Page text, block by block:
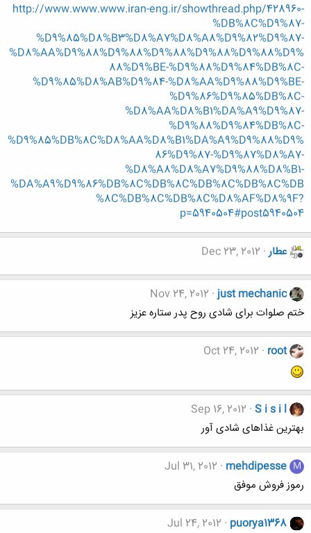
http://www.www.www.iran-eng.ir/showthread.php/428960-
%DB%8C%D9%87-
%D9%85%D8%B3%D8%A7%D8%A8%D9%82%D9%87-
%D8%AA%D9%88%D9%88%D9%88%D9%88%D9%88%D9%
88%D9%BE-%D9%88%D9%84%DB%8C-
%D9%85%D8%AB%D9%84-%D8%AA%D9%88%D9%BE-
%D9%86%D9%85%DB%8C-
%D8%AA%D8%B1%DA%A9%D9%87-
%D9%88%D9%84%DB%8C-
%D9%85%DB%8C%D8%AA%D8%B1%DA%A9%D9%88%D9%
86%D9%87-%D9%87%D8%A7-
%D8%A8%D8%A7%D9%88%D8%B1-
%DA%A9%D9%86%DB%8C%DB%8C%DB%8C%DB%8C%DB
%8C%DB%8C%DB%8C%D8%AF%D8%9F?
p=5940504#post5940504
عطار Dec 23, 2012
just mechanic
Nov 24, 2012
ختم صلوات برای شادی روح پدر ستاره عزیز
root
Oct 24, 2012
S i s i l
Sep 16, 2012
بهترین غذاهای شادی آور
M
mehdipesse
Jul 31, 2012
رموز فروش موفق
puorya1368
Jul 24, 2012